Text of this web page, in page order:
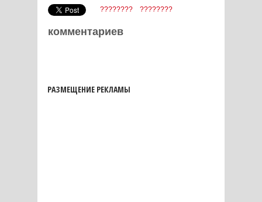
???????? ????????
комментариев
РАЗМЕЩЕНИЕ РЕКЛАМЫ